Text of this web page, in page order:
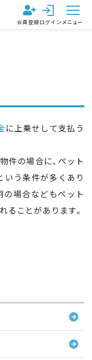
会員登録ログイン メニュー
に上乗せして支払う
件の場合に、ペット
う条件が多くあり
の場合などもペット
ることがあります。